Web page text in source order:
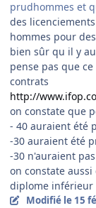
prudhommes et
des
hommes pour
bien sûr qu il y
pense pas que
contrats
http://
on constate que
- 40 auraient été
-30 auraient été
-30 n'auraient
on constate
diplome inférieur
Modifié le 15